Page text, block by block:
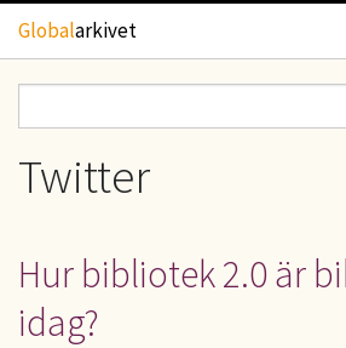
Hoppa till huvudinnehåll
Globalarkivet
TIDSKRIFTER
UPPHOVSRÄTT
Sökformulär
Twitter
Hur bibliotek 2.0 är
idag?